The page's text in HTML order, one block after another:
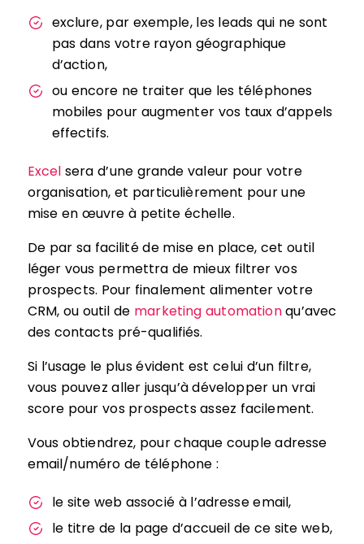
exclure, par exemple, les leads qui ne sont
pas dans votre rayon géographique
d’action,
ou encore ne traiter que les téléphones
mobiles pour augmenter vos taux d’appels
effectifs.
Excel sera d’une grande valeur pour votre
organisation, et particulièrement pour une
mise en œuvre à petite échelle.
De par sa facilité de mise en place, cet outil
léger vous permettra de mieux filtrer vos
prospects. Pour finalement alimenter votre
CRM, ou outil de marketing automationqu’avec
des contacts pré-qualifiés.
Si l’usage le plus évident est celui d’un filtre,
vous pouvez aller jusqu’à développer un vrai
score pour vos prospects assez facilement.
Vous obtiendrez, pour chaque couple adresse
email/numéro de téléphone :
le site web associé à l’adresse email,
le titre de la page d’accueil de ce site web,